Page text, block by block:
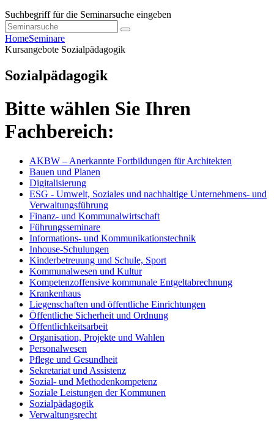
Suchbegriff für die Seminarsuche eingeben
HomeSeminare
Kursangebote Sozialpädagogik
Sozialpädagogik
Bitte wählen Sie Ihren
Fachbereich:
AKBW – Anerkannte Fortbildungen für Architekten
Bauen und Planen
Digitalisierung
ESG - Umwelt, Soziales und nachhaltige Unternehmens- und
Verwaltungsführung
Finanz- und Kommunalwirtschaft
Führungsseminare
Informations- und Kommunikationstechnik
Inhouse-Schulungen
Kinderbetreuung und Schule, Sport
Kommunalwesen und Kultur
Kompetenzoffensive kommunale Entgeltabrechnung
Krankenhaus
Liegenschaften und öffentliche Einrichtungen
Öffentliche Sicherheit und Ordnung
Öffentlichkeitsarbeit
Organisation, Projekte und Wahlen
Personalwesen
Pflege und Gesundheit
Sekretariat und Assistenz
Sozial- und Methodenkompetenz
Soziale Leistungen der Kommunen
Sozialpädagogik
Verwaltungsrecht